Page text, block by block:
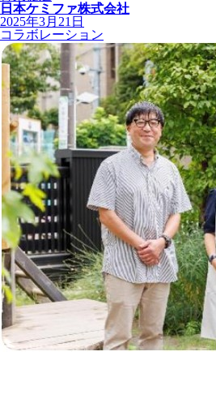
日本ケミファ株式会社
2025年3月21日
コラボレーション